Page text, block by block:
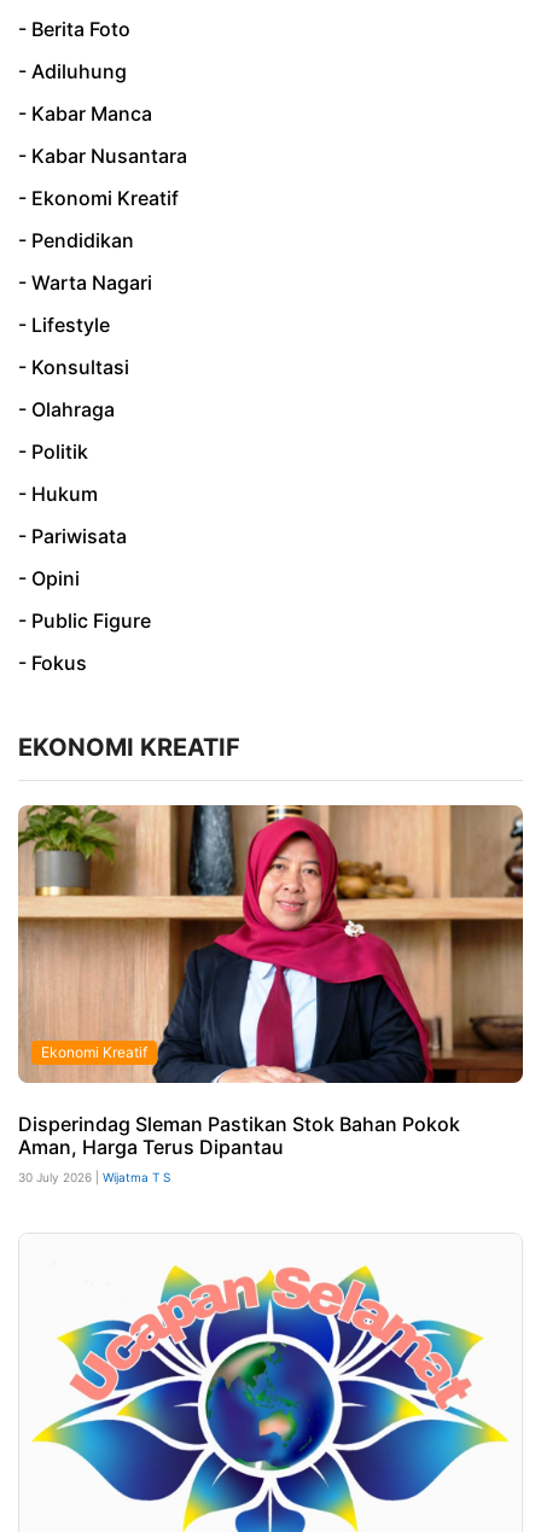
- Berita Foto
- Adiluhung
- Kabar Manca
- Kabar Nusantara
- Ekonomi Kreatif
- Pendidikan
- Warta Nagari
- Lifestyle
- Konsultasi
- Olahraga
- Politik
- Hukum
- Pariwisata
- Opini
- Public Figure
- Fokus
EKONOMI KREATIF
Ekonomi Kreatif
Disperindag Sleman Pastikan Stok Bahan Pokok
Aman, Harga Terus Dipantau
30 July 2026 | Wijatma T S